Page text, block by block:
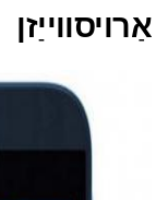
אַרויסווייַזן